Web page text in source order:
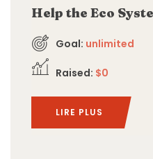
Help the Eco
Goal: unlimited
Raised: $0
LIRE PLUS